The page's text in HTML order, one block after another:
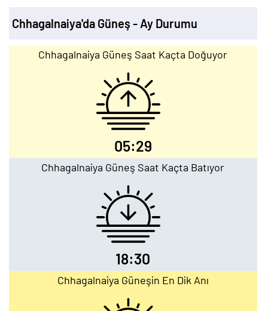
Chhagalnaiya'da Güneş - Ay Durumu
Chhagalnaiya Güneş Saat Kaçta Doğuyor
05:29
Chhagalnaiya Güneş Saat Kaçta Batıyor
18:30
Chhagalnaiya Güneşin En Dik Anı